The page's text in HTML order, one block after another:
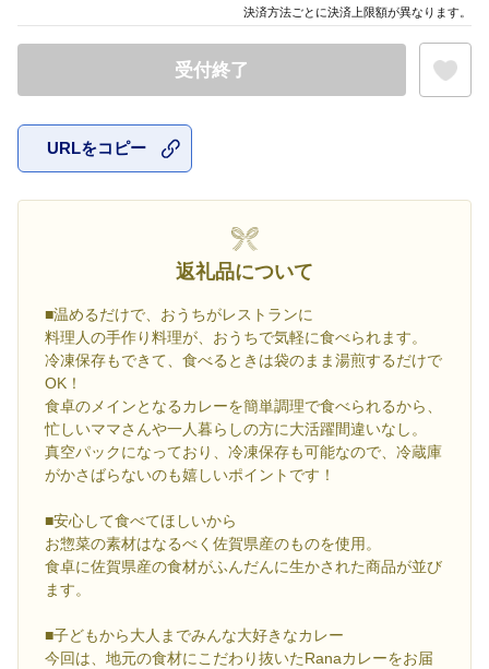
受付終了
URLをコピー
返礼品について
■温めるだけで、おうちがレストランに
料理人の手作り料理が、おうちで気軽に食べられます。
冷凍保存もできて、食べるときは袋のまま湯煎するだけで
OK！
食卓のメインとなるカレーを簡単調理で食べられるから、
忙しいママさんや一人暮らしの方に大活躍間違いなし。
真空パックになっており、冷凍保存も可能なので、冷蔵庫
がかさばらないのも嬉しいポイントです！
■安心して食べてほしいから
お惣菜の素材はなるべく佐賀県産のものを使用。
食卓に佐賀県産の食材がふんだんに生かされた商品が並び
ます。
■子どもから大人までみんな大好きなカレー
今回は、地元の食材にこだわり抜いたRanaカレーをお届
決済方法ごとに決済上限額が異なります。